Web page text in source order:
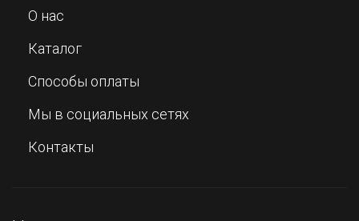
О нас
Каталог
Способы оплаты
Мы в социальных сетях
Контакты